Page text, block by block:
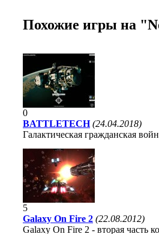
Похожие игры на
0
BATTLETECH (24.04.2018)
Галактическая гражданская
5
Galaxy On Fire 2 (22.08.2012)
Galaxy On Fire 2 - вторая часть